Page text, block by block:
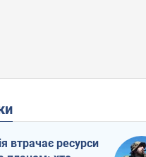
втрачає ресурси